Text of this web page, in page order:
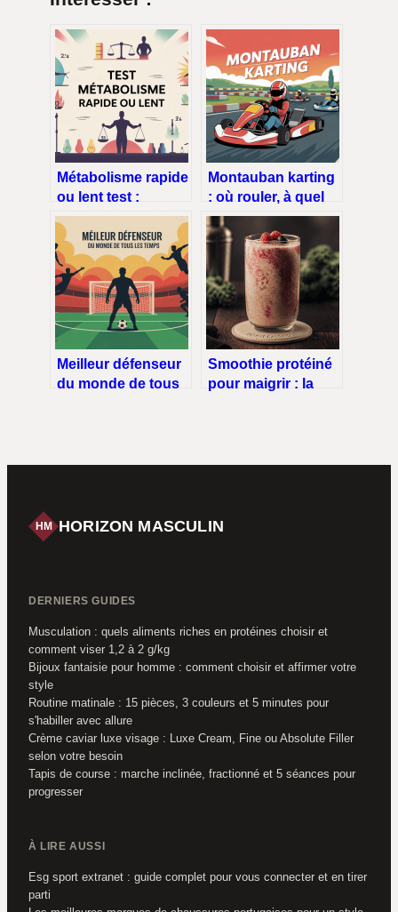
Métabolisme rapide
ou lent test :
comment l’évaluer
vraiment
Montauban karting
: où rouler, à quel
prix, comment
choisir
Meilleur défenseur
du monde de tous
Smoothie protéiné
pour maigrir : la
faim
HM HORIZON MASCULIN
DERNIERS GUIDES
Musculation : quels aliments riches en protéines choisir et
comment viser 1,2 à 2 g/kg
Bijoux fantaisie pour homme : comment choisir et affirmer votre
style
Routine matinale : 15 pièces, 3 couleurs et 5 minutes pour
s'habiller avec allure
Crème caviar luxe visage : Luxe Cream, Fine ou Absolute Filler
selon votre besoin
Tapis de course : marche inclinée, fractionné et 5 séances pour
progresser
À LIRE AUSSI
Esg sport extranet : guide complet pour vous connecter et en tirer
parti